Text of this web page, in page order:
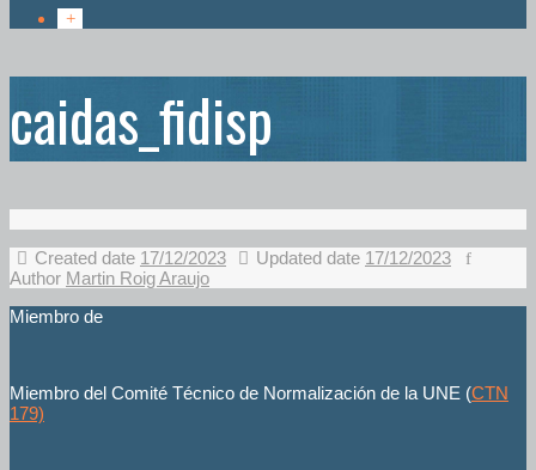
caidas_fidisp
Created date 17/12/2023 Updated date 17/12/2023
Author Martin Roig Araujo
Miembro de
Miembro del Comité Técnico de Normalización de la UNE (CTN
179)